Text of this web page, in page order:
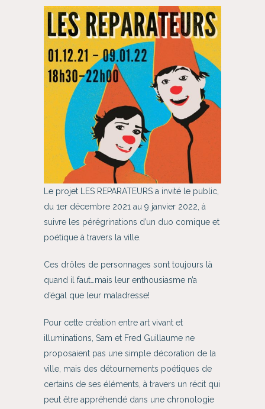
Le projet LES REPARATEURS a invité le public,
du 1er décembre 2021 au 9 janvier 2022, à
suivre les pérégrinations d’un duo comique et
poétique à travers la ville.
Ces drôles de personnages sont toujours là
quand il faut…mais leur enthousiasme n’a
d’égal que leur maladresse!
Pour cette création entre art vivant et
illuminations, Sam et Fred Guillaume ne
proposaient pas une simple décoration de la
ville, mais des détournements poétiques de
certains de ses éléments, à travers un récit qui
peut être appréhendé dans une chronologie